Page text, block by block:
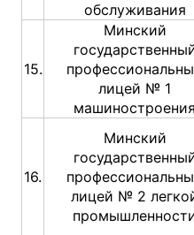
обслуживания
15.
Минский
лицей № 1
машиностроения
16.
Минский
лицей № 2